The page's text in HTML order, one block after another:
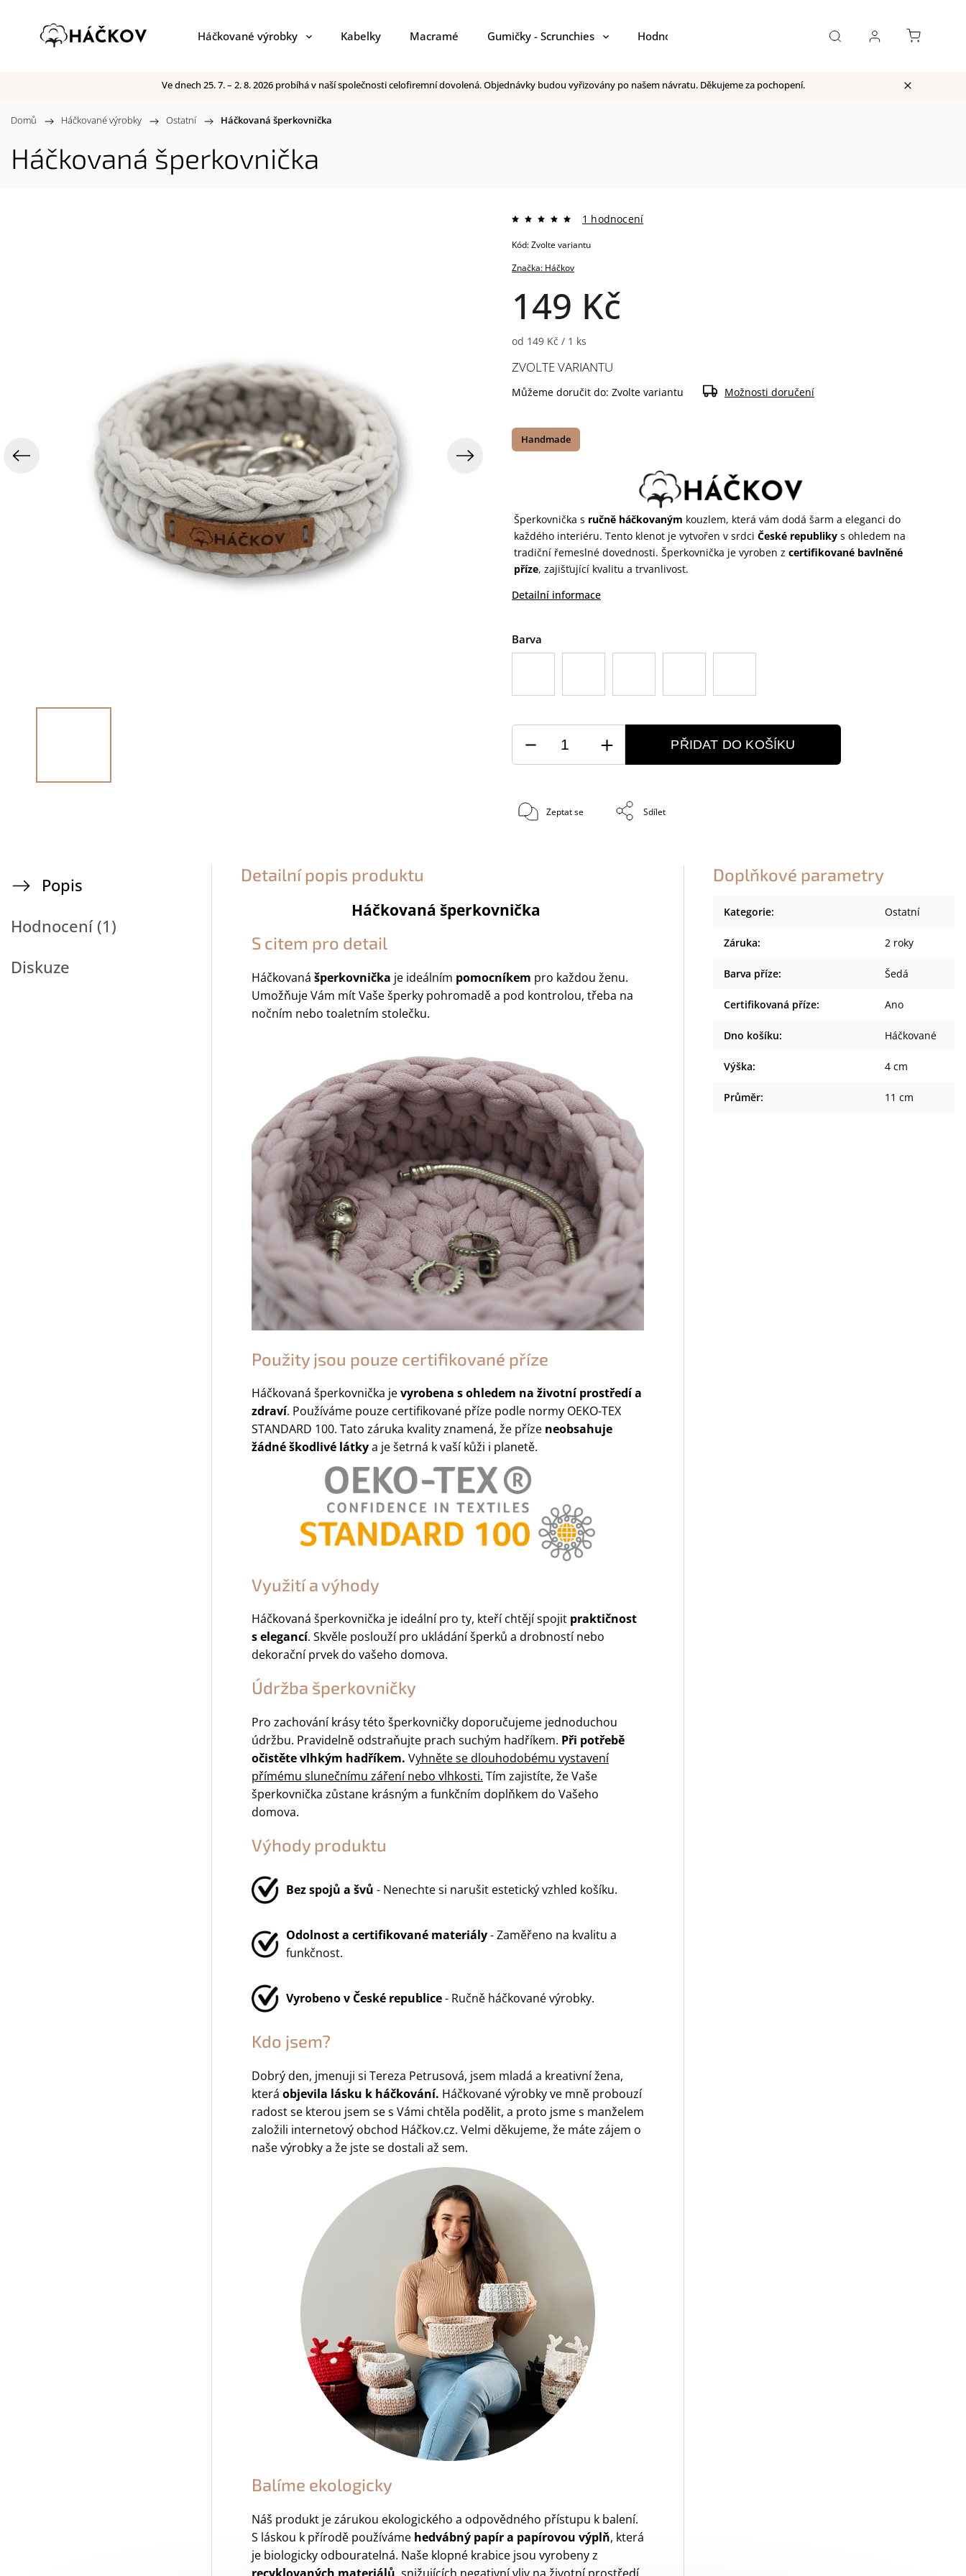
Háčkované výrobky Kabelky Macramé Gumičky - Scrunchies Hodnocení obchodu Moje objednávka
Ve dnech 25. 7. – 2. 8. 2026 probíhá v naší společnosti celofiremní dovolená. Objednávky budou vyřizovány po našem návratu. Děkujeme za pochopení.
Domů / Háčkované výrobky / Ostatní / Háčkovaná šperkovnička
Háčkovaná šperkovnička
Značka: Háčkov
1 hodnocení
149 Kč
od 149 Kč / 1 ks
Kód:Zvolte variantu
Handmade
Šperkovnička s ručně háčkovaným kouzlem, která vám dodá šarm a eleganci do
každého interiéru. Tento klenot je vytvořen v srdciČeské republiky s ohledem na
tradiční řemeslné dovednosti. Šperkovnička je vyroben zcertifikované bavlněné
příze, zajišťující kvalitu a trvanlivost.
Detailní informace
Barva
ZVOLTE VARIANTU
Můžeme doručit do: Zvolte variantu Možnosti doručení
PŘIDAT DO KOŠÍKU
Zeptat se Sdílet
Popis
Hodnocení (1)
Diskuze
Detailní popis produktu
Háčkovaná šperkovnička
S citem pro detail
Háčkovaná šperkovnička je ideálním pomocníkem pro každou ženu.
Umožňuje Vám mít Vaše šperky pohromadě a pod kontrolou, třeba na
nočním nebo toaletním stolečku.
Použity jsou pouze certifikované příze
Háčkovaná šperkovnička jevyrobena s ohledem na životní prostředí a
zdraví. Používáme pouze certifikované příze podle normy OEKO-TEX
STANDARD 100. Tato záruka kvality znamená, že příze neobsahuje
žádné škodlivé látkya je šetrná k vaší kůži i planetě.
Využití a výhody
Háčkovaná šperkovnička je ideální pro ty, kteří chtějí spojit praktičnost
s elegancí. Skvěle poslouží pro ukládání šperků a drobností nebo
dekorační prvek do vašeho domova.
Údržba šperkovničky
Pro zachování krásy této šperkovničky doporučujeme jednoduchou
údržbu. Pravidelně odstraňujte prach suchým hadříkem. Při potřebě
očistěte vlhkým hadříkem. Vyhněte se dlouhodobému vystavení
přímému slunečnímu záření nebo vlhkosti. Tím zajistíte, že Vaše
šperkovnička zůstane krásným a funkčním doplňkem do Vašeho
domova.
Výhody produktu
Bez spojů a švů - Nenechte si narušit estetický vzhled košíku.
Odolnost a certifikované materiály- Zaměřeno na kvalitu a
funkčnost.
Vyrobeno v České republice- Ručně háčkované výrobky.
Kdo jsem?
Dobrý den, jmenuji si Tereza Petrusová, jsem mladá a kreativní žena,
která objevila lásku k háčkování. Háčkované výrobky ve mně probouzí
radost se kterou jsem se s Vámi chtěla podělit, a proto jsme s manželem
založili internetový obchod Háčkov.cz. Velmi děkujeme, že máte zájem o
naše výrobky a že jste se dostali až sem.
Balíme ekologicky
Náš produkt je zárukou ekologického a odpovědného přístupu k balení.
S láskou k přírodě používáme hedvábný papír a papírovou výplň, která
je biologicky odbouratelná. Naše klopné krabice jsou vyrobeny z
Doplňkové parametry
Kategorie: Ostatní
Záruka: 2 roky
Barva příze: Šedá
Certifikovaná příze: Ano
Dno košíku: Háčkované
Výška: 4 cm
Průměr: 11 cm